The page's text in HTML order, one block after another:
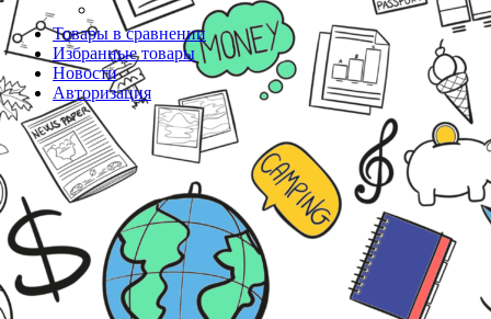
Товары в сравнении
Избранные товары
Новости
Авторизация